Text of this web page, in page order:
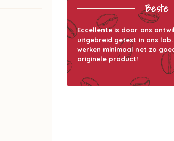
Beste
Eccellente is door ons
uitgebreid getest in ons
werken minimaal net zo
originele product!